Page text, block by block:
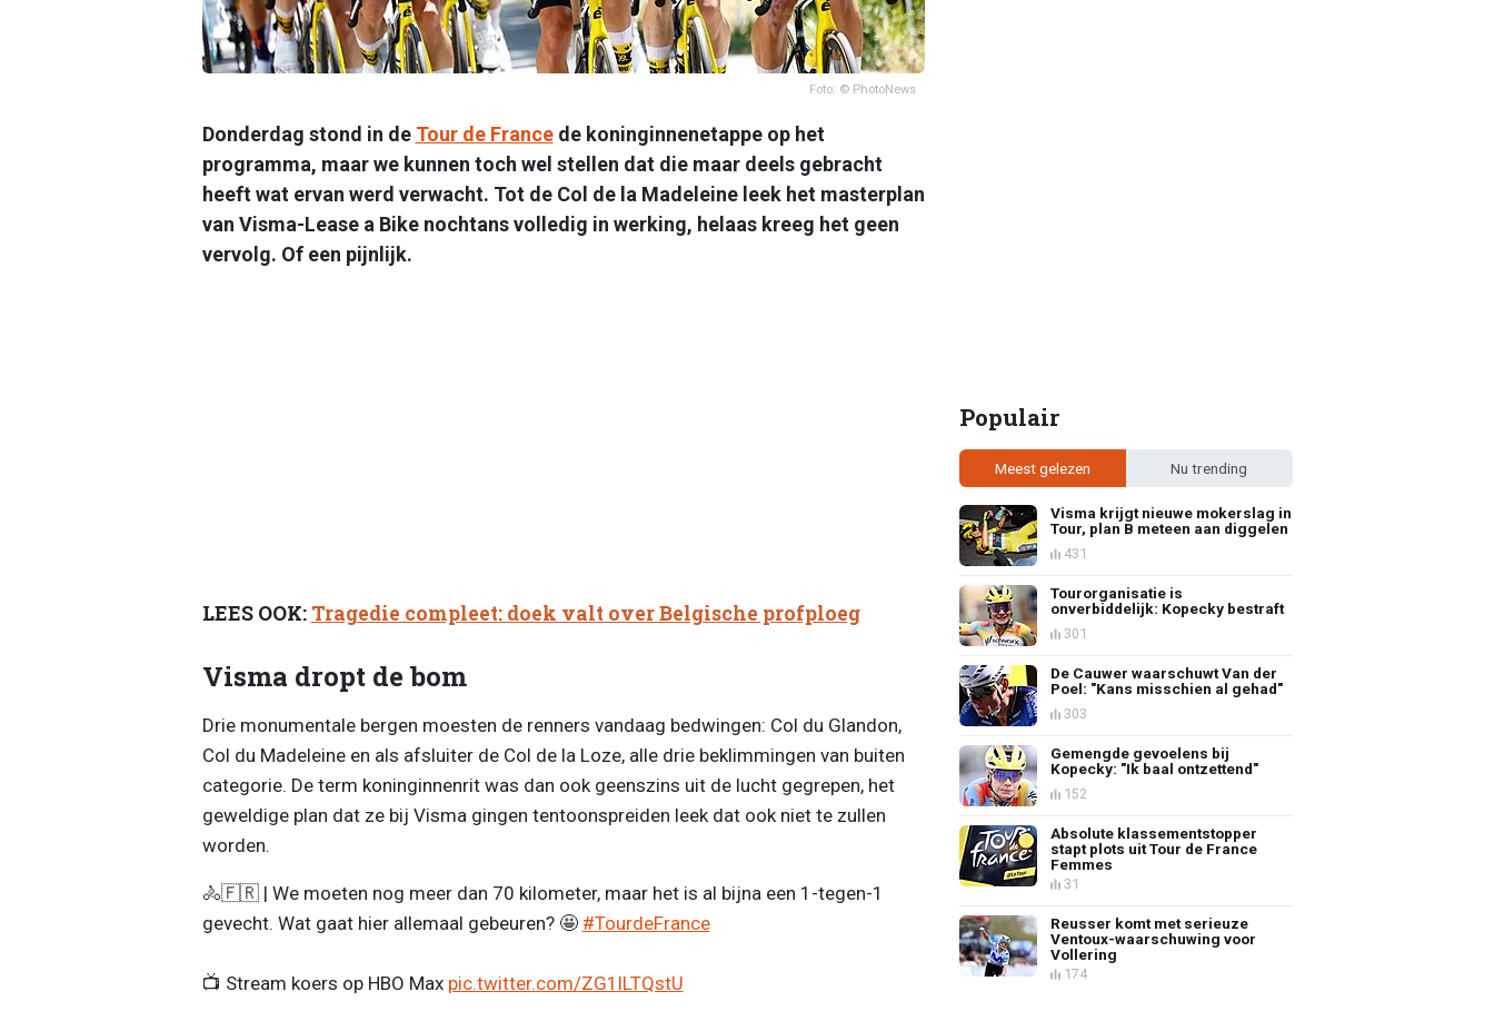
Foto: © PhotoNews
Donderdag stond in de Tour de Francede koninginnenetappe op het
programma, maar we kunnen toch wel stellen dat die maar deels gebracht
heeft wat ervan werd verwacht. Tot de Col de la Madeleine leek het masterplan
van Visma-Lease a Bike nochtans volledig in werking, helaas kreeg het geen
vervolg. Of een pijnlijk.
LEES OOK: Tragedie compleet: doek valt over Belgische profploeg
Visma dropt de bom
Drie monumentale bergen moesten de renners vandaag bedwingen: Col du Glandon,
Col du Madeleine en als afsluiter de Col de la Loze, alle drie beklimmingen van buiten
categorie. De term koninginnenrit was dan ook geenszins uit de lucht gegrepen, het
geweldige plan dat ze bij Visma gingen tentoonspreiden leek dat ook niet te zullen
worden.
🚴🇫🇷 | We moeten nog meer dan 70 kilometer, maar het is al bijna een 1-tegen-1
gevecht. Wat gaat hier allemaal gebeuren? 🤩 #TourdeFrance
📺 Stream koers op HBO Max pic.twitter.com/ZG1lLTQstU
Populair
Meest gelezen Nu trending
Visma krijgt nieuwe mokerslag in
Tour, plan B meteen aan diggelen
431
Tourorganisatie is
onverbiddelijk: Kopecky bestraft
301
De Cauwer waarschuwt Van der
Poel: "Kans misschien al gehad"
303
Gemengde gevoelens bij
Kopecky: "Ik baal ontzettend"
152
Absolute klassementstopper
stapt plots uit Tour de France
Femmes
31
Reusser komt met serieuze
Ventoux-waarschuwing voor
Vollering
174